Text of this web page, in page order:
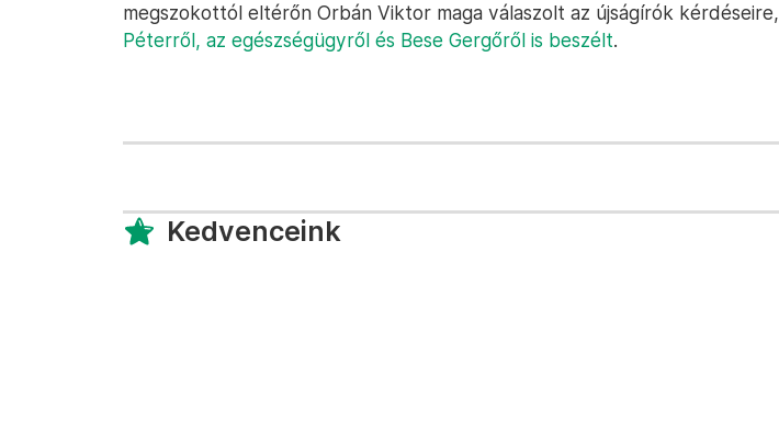
megszokottól eltérőn Orbán Viktor maga válaszolt az újságírók kérdéseire,
Péterről, az egészségügyről és Bese Gergőről is beszélt.
Kedvenceink